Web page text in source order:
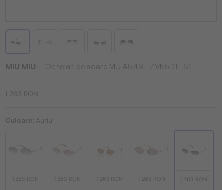
MIU MIU — Ochelari de soare MU A54S - ZVN5D1 - 51
1 263 RON
Culoare: Auriu
1 263 RON 1 263 RON 1 263 RON 1 263 RON 1 263 RON